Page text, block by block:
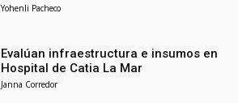
Yohenli Pacheco
Evalúan infraestructura e insumos en
Hospital de Catia La Mar
Janna Corredor